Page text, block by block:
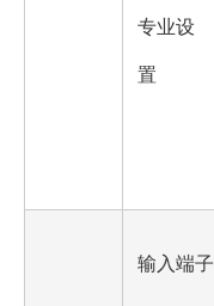
专业设
置
输入端子